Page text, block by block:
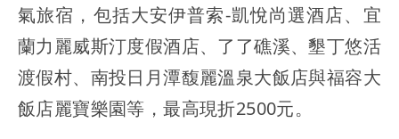
氣旅宿，包括大安伊普索-凱悅尚選酒店、宜
蘭力麗威斯汀度假酒店、了了礁溪、墾丁悠活
渡假村、南投日月潭馥麗溫泉大飯店與福容大
飯店麗寶樂園等，最高現折2500元。